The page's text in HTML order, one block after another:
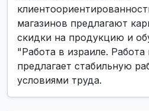
магазинов предлагают
скидки на продукцию и
"Работа в израиле.
предлагает стабильную
условиями труда.